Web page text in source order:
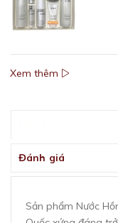
Xem thêm
Đánh giá
Sản phẩm Nước